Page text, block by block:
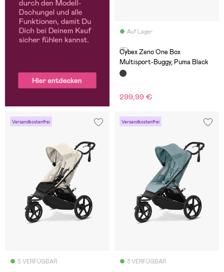
Auf Lager
(5)
Cybex Zeno One Box
Multisport-Buggy, Puma Black
299,99 €
Versandkostenfrei
5 VERFÜGBAR
Versandkostenfrei
3 VERFÜGBAR